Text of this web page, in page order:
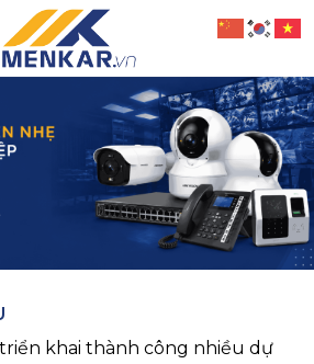
khai thành công nhiều dự